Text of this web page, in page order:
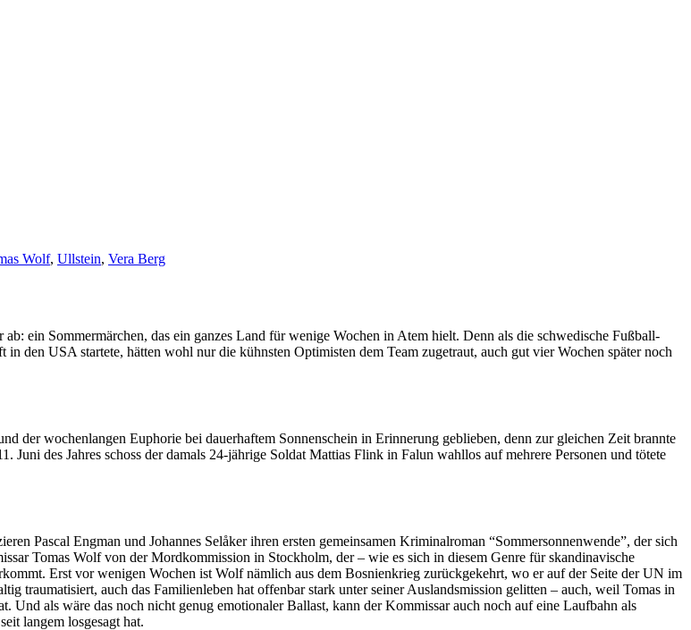
Wolf, Ullstein, Vera Berg
ein Sommermärchen, das ein ganzes Land für wenige Wochen in Atem hielt. Denn als die schwedische Fußball-
den USA startete, hätten wohl nur die kühnsten Optimisten dem Team zugetraut, auch gut vier Wochen später noch
der wochenlangen Euphorie bei dauerhaftem Sonnenschein in Erinnerung geblieben, denn zur gleichen Zeit brannte
des Jahres schoss der damals 24-jährige Soldat Mattias Flink in Falun wahllos auf mehrere Personen und tötete
Pascal Engman und Johannes Selåker ihren ersten gemeinsamen Kriminalroman “Sommersonnenwende”, der sich
Tomas Wolf von der Mordkommission in Stockholm, der – wie es sich in diesem Genre für skandinavische
Erst vor wenigen Wochen ist Wolf nämlich aus dem Bosnienkrieg zurückgekehrt, wo er auf der Seite der UN im
traumatisiert, auch das Familienleben hat offenbar stark unter seiner Auslandsmission gelitten – auch, weil Tomas in
Und als wäre das noch nicht genug emotionaler Ballast, kann der Kommissar auch noch auf eine Laufbahn als
langem losgesagt hat.